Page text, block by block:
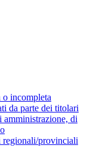
o incompleta
da parte dei titolari
di
provinciali